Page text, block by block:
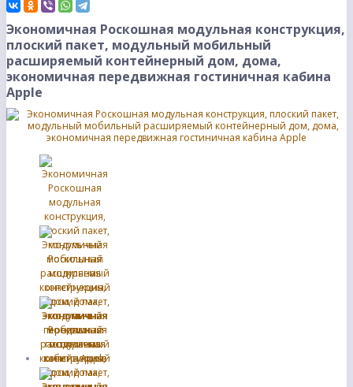
Экономичная Роскошная модульная конструкция,
плоский пакет, модульный мобильный
расширяемый контейнерный дом, дома,
экономичная передвижная гостиничная кабина
Apple